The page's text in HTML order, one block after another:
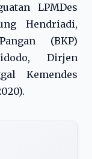
LPMDes
Hendriadi,
(BKP)
Dirjen
Kemendes